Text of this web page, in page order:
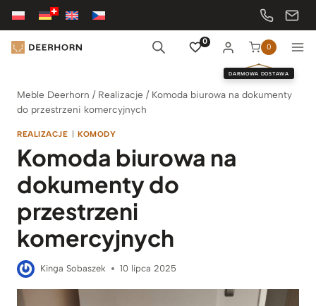
Przejdź
treści
0
0
DARMOWA DOSTAWA
Meble Deerhorn / Realizacje / Komoda biurowa na dokumenty
do przestrzeni komercyjnych
REALIZACJE | KOMODY
Komoda biurowa na
dokumenty do
przestrzeni
komercyjnych
Kinga Sobaszek 10 lipca 2025